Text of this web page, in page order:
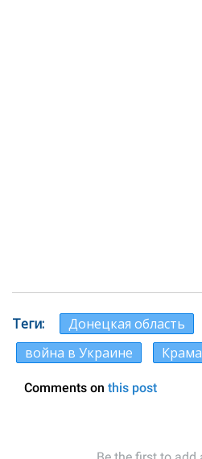
Теги Донецкая область
война в Украине